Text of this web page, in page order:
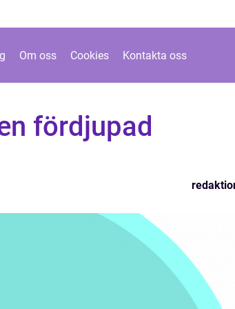
Om oss Cookies Kontakta oss
fördjupad